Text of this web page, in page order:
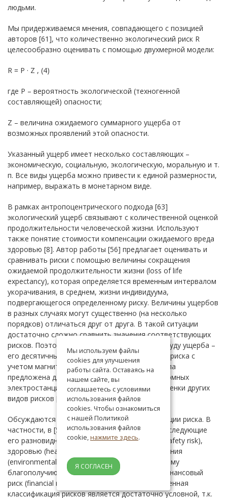
людьми.
Мы придерживаемся мнения, совпадающего с позицией
авторов [61], что количественно экологический риск R
целесообразно оценивать с помощью двухмерной модели:
R = P · Z , (4)
где P – вероятность экологической (техногенной
составляющей) опасности;
Z – величина ожидаемого суммарного ущерба от
возможных проявлений этой опасности.
Указанный ущерб имеет несколько составляющих –
экономическую, социальную, экологическую, моральную и т.
п. Все виды ущерба можно привести к единой размерности,
например, выражать в монетарном виде.
В рамках антропоцентрического подхода [63]
экологический ущерб связывают с количественной оценкой
продолжительности человеческой жизни. Используют
также понятие стоимости компенсации ожидаемого вреда
здоровью [8]. Автор работы [56] предлагает оценивать и
сравнивать риски с помощью величины сокращения
ожидаемой продолжительности жизни (loss of life
expectancy), которая определяется временным интервалом
укорачивания, в среднем, жизни индивидуума,
подвергающегося определенному риску. Величины ущербов
в разных случаях могут существенно (на несколько
порядков) отличаться друг от друга. В такой ситуации
достаточно сложно сравнить значения соответствующих
рисков. Поэтому удобно использовать магнитуду ущерба –
его десятичный логарифм. Двумерная модель риска с
учетом магнитуды ущерба первоначально была
предложена для расчетов риска аварий на атомных
электростанциях, а затем применялась для оценки других
видов рисков [61].
Обсуждаются различные подходы классификации риска. В
частности, в [59] предложено рассматривать следующие
его разновидности: угрожающей опасности (safety risk),
здоровью (health risk), состоянию среды обитания
(environmental risk), угрожающий общественному
благополучию (public welfare / goodwill risk); финансовый
риск (financial risk). По нашему мнению, приведенная
классификация рисков является достаточно условной, т.к.
Мы используем файлы
cookies для улучшения
работы сайта. Оставаясь на
нашем сайте, вы
соглашаетесь с условиями
использования файлов
cookies. Чтобы ознакомиться
с нашей Политикой
использования файлов
cookie,нажмите здесь.
Я СОГЛАСЕН